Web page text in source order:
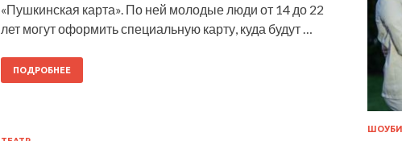
«Пушкинская карта». По ней молодые люди от 14 до 22
лет могут оформить специальную карту, куда будут …
ПОДРОБНЕЕ